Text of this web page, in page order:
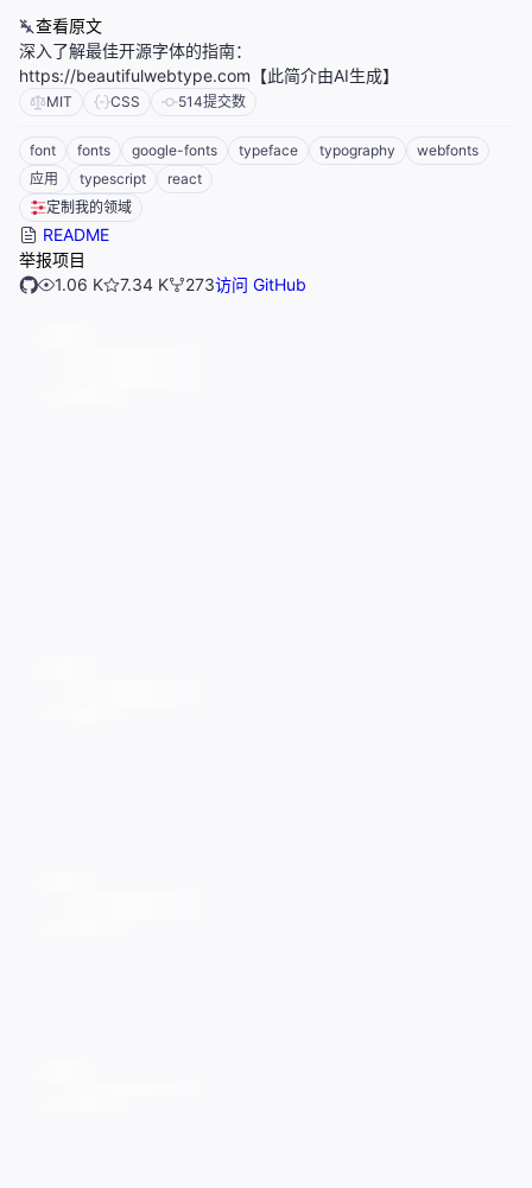
查看原文
深入了解最佳开源字体的指南：
https://beautifulwebtype.com【此简介由AI生成】
MIT CSS 514提交数
font fonts google-fonts typeface typography
webfonts
应用
typescript
react
定制我的领域
README
举报项目
1.06 K
7.34 K 273访问 GitHub